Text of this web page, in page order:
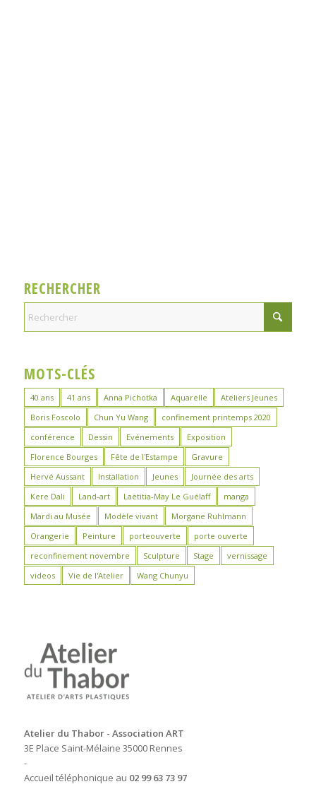
RECHERCHER
MOTS-CLÉS
40 ans 41 ans Anna Pichotka Aquarelle
Ateliers Jeunes
Boris Foscolo
Chun Yu Wang
confinement printemps 2020
conférence
Dessin Evénements
Exposition
Florence Bourges
Fête de l'Estampe
Gravure
Hervé Aussant
Installation Jeunes
Journée des arts
Kere Dali
Land-art Laëtitia-May Le Guélaff
manga
Mardi au Musée
Modèle vivant
Morgane Ruhlmann
Orangerie
Peinture porteouverte
porte ouverte
reconfinement novembre
Sculpture Stage
vernissage
videos
Vie de l'Atelier Wang Chunyu
Atelier du Thabor - Association ART
3E Place Saint-Mélaine 35000 Rennes
-
Accueil téléphonique au 02 99 63 73 97